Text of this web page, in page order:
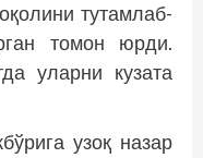
тутамлаб-
томон юрди.
уларни кузата
узоқ назар